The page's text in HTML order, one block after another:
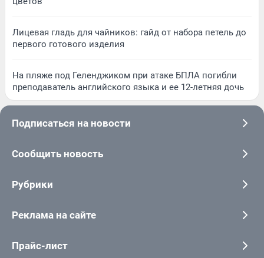
Лицевая гладь для чайников: гайд от набора петель до
первого готового изделия
На пляже под Геленджиком при атаке БПЛА погибли
преподаватель английского языка и ее 12-летняя дочь
Подписаться на новости
Сообщить новость
Рубрики
Реклама на сайте
Прайс-лист